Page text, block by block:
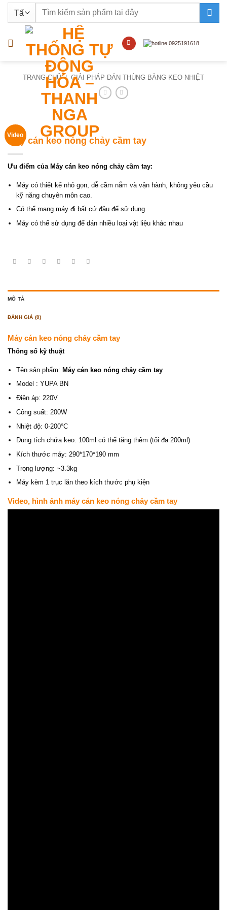
nội
Tìm
TRANG CHỦ / GIẢI PHÁP DÁN THÙNG BẰNG KEO NHIỆT
Video
Máy cán keo nóng chảy cầm tay
Ưu điểm của Máy cán keo nóng chảy cầm tay:
Máy có thiết kế nhỏ gọn, dễ cầm nắm và vận hành, không yêu cầu
kỹ năng chuyên môn cao.
Có thể mang máy đi bất cứ đâu để sử dụng.
Máy có thể sử dụng để dán nhiều loại vật liệu khác nhau
MÔ TẢ
ĐÁNH GIÁ (0)
Máy cán keo nóng chảy cầm tay
Thông số kỹ thuật
Tên sản phẩm: Máy cán keo nóng chảy cầm tay
Model : YUPA BN
Điện áp: 220V
Công suất: 200W
Nhiệt độ: 0-200°C
Dung tích chứa keo: 100ml có thể tăng thêm (tối đa 200ml)
Kích thước máy: 290*170*190 mm
Trọng lượng: ~3.3kg
Máy kèm 1 trục lăn theo kích thước phụ kiện
Video, hình ảnh máy cán keo nóng chảy cầm tay